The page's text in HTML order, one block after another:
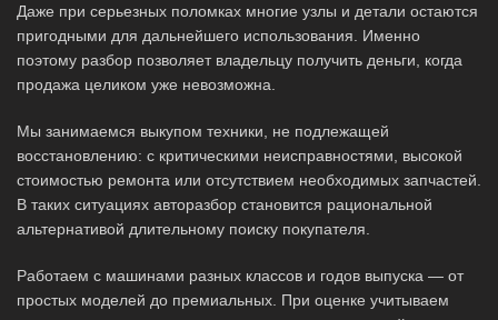
Даже при серьезных поломках многие узлы и детали остаются
пригодными для дальнейшего использования. Именно
поэтому разбор позволяет владельцу получить деньги, когда
продажа целиком уже невозможна.
Мы занимаемся выкупом техники, не подлежащей
восстановлению: с критическими неисправностями, высокой
стоимостью ремонта или отсутствием необходимых запчастей.
В таких ситуациях авторазбор становится рациональной
альтернативой длительному поиску покупателя.
Работаем с машинами разных классов и годов выпуска — от
простых моделей до премиальных. При оценке учитываем